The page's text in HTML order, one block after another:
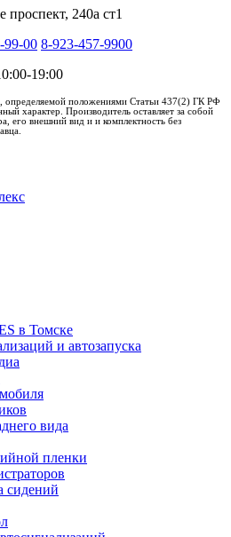
240а ст1
99-00 8-923-457-9900
19:00
определяемой положениями Статьи 437(2) ГК РФ
характер. Производитель оставляет за собой
его внешний вид и и комплектность без
в Томске
и автозапуска
вида
пленки
сидений